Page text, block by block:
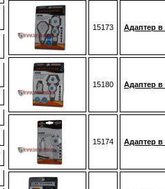
15173 Адаптер в
15180 Адаптер в
15174 Адаптер в